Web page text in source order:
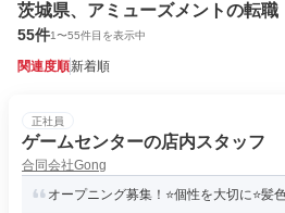
茨城県、アミューズメントの転職
55件1〜55件目を表示中
関連度順新着順
正社員
ゲームセンターの店内スタッフ
合同会社Gong
オープニング募集！⭐個性を大切に⭐髪